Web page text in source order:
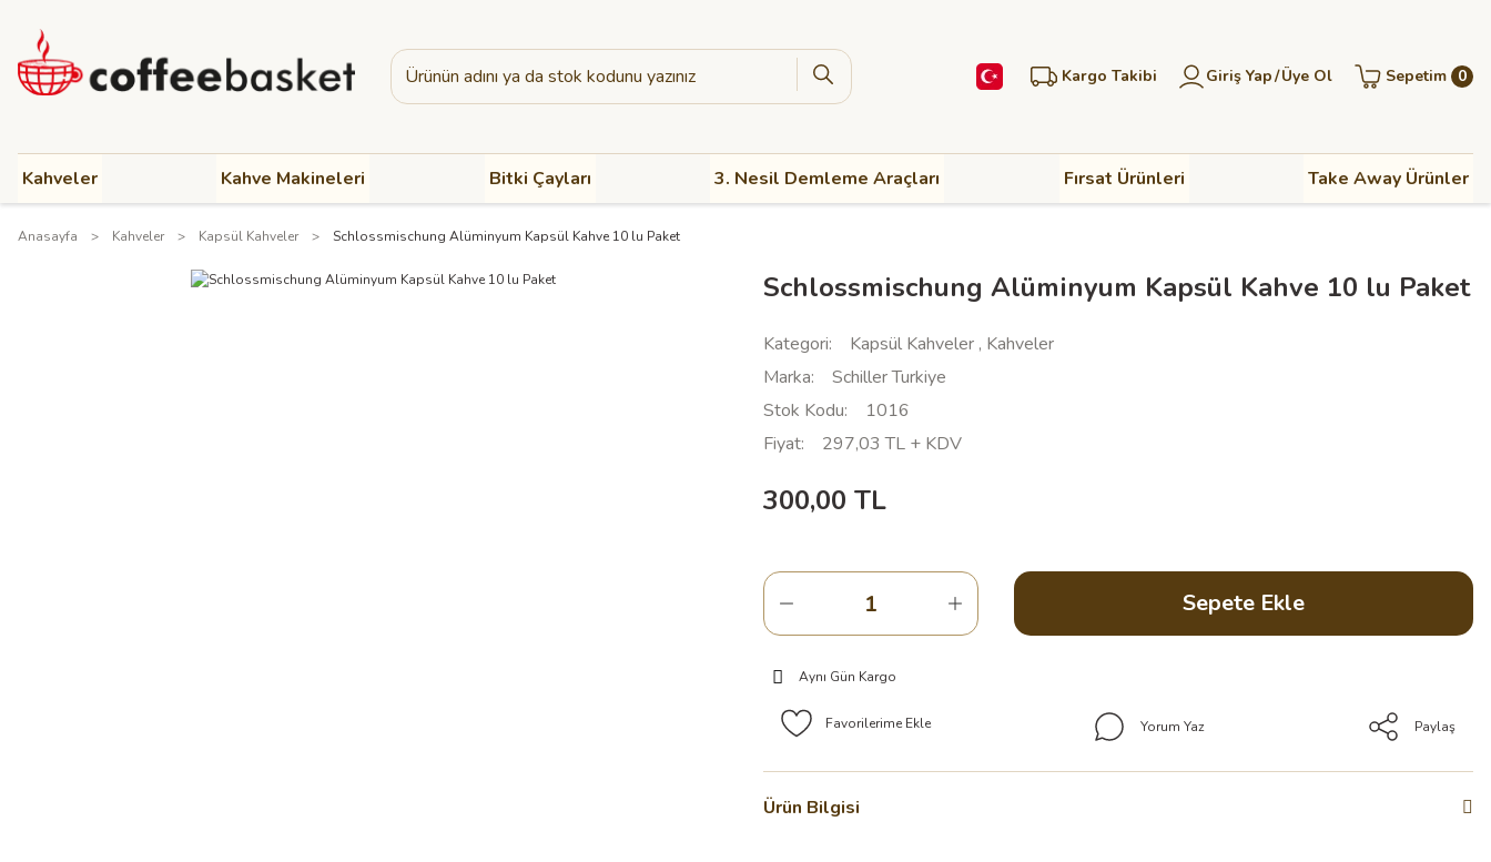
Kargo Takibi Giriş Yap/Üye Ol Sepetim 0
Kahveler Kahve Makineleri Bitki Çayları 3. Nesil Demleme Araçları Fırsat Ürünleri Take Away Ürünler
Anasayfa Kahveler Kapsül Kahveler Schlossmischung Alüminyum Kapsül Kahve 10 lu Paket
Schlossmischung Alüminyum Kapsül Kahve 10 lu Paket
Kategori Kapsül Kahveler , Kahveler
Marka
Schiller Turkiye
Stok Kodu
1016
Fiyat
297,03 TL + KDV
300,00 TL
Sepete Ekle
Aynı Gün Kargo
Yorum Yaz Paylaş
Ürün Bilgisi